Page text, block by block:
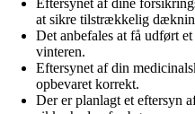
at sikre tilstrækkelig
Det anbefales at få udført
vinteren.
Eftersynet af din
opbevaret korrekt.
Der er planlagt et eftersyn